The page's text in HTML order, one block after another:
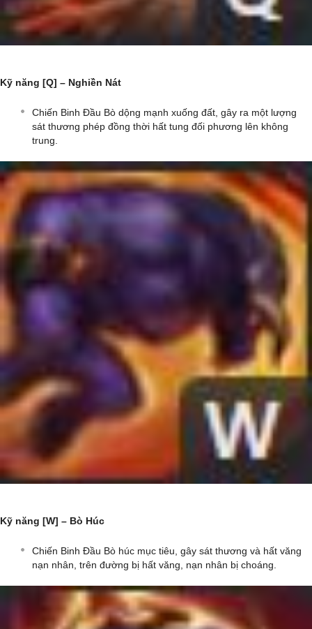
Kỹ năng [Q] – Nghiền Nát
Chiến Binh Đầu Bò dộng mạnh xuống đất, gây ra một lượng
sát thương phép đồng thời hất tung đối phương lên không
trung.
Kỹ năng [W] – Bò Húc
Chiến Binh Đầu Bò húc mục tiêu, gây sát thương và hất văng
nạn nhân, trên đường bị hất văng, nạn nhân bị choáng.